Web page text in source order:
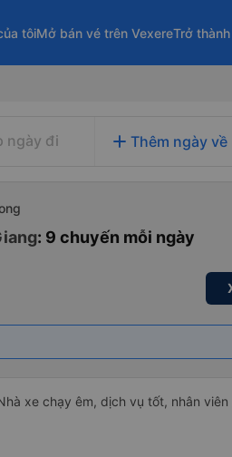
tôiMở bán vé trên VexereTrở
ngày đi add Thêm ngày về
: 9 chuyến mỗi ngày
xe chạy êm, dịch vụ tốt, nhân viên